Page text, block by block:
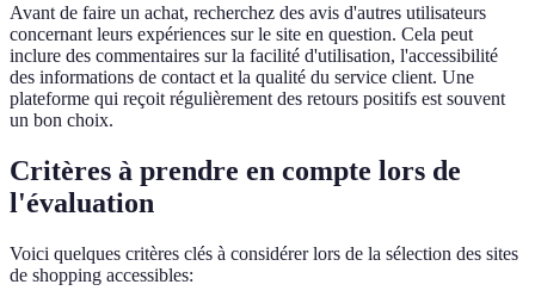
Avant de faire un achat, recherchez des avis d'autres utilisateurs
concernant leurs expériences sur le site en question. Cela peut
inclure des commentaires sur la facilité d'utilisation, l'accessibilité
des informations de contact et la qualité du service client. Une
plateforme qui reçoit régulièrement des retours positifs est souvent
un bon choix.
Critères à prendre en compte lors de
l'évaluation
Voici quelques critères clés à considérer lors de la sélection des sites
de shopping accessibles: